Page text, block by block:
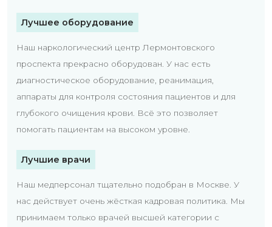
Лучшее оборудование
Наш наркологический центр Лермонтовского
проспекта прекрасно оборудован. У нас есть
диагностическое оборудование, реанимация,
аппараты для контроля состояния пациентов и для
глубокого очищения крови. Всё это позволяет
помогать пациентам на высоком уровне.
Лучшие врачи
Наш медперсонал тщательно подобран в Москве. У
нас действует очень жёсткая кадровая политика. Мы
принимаем только врачей высшей категории с